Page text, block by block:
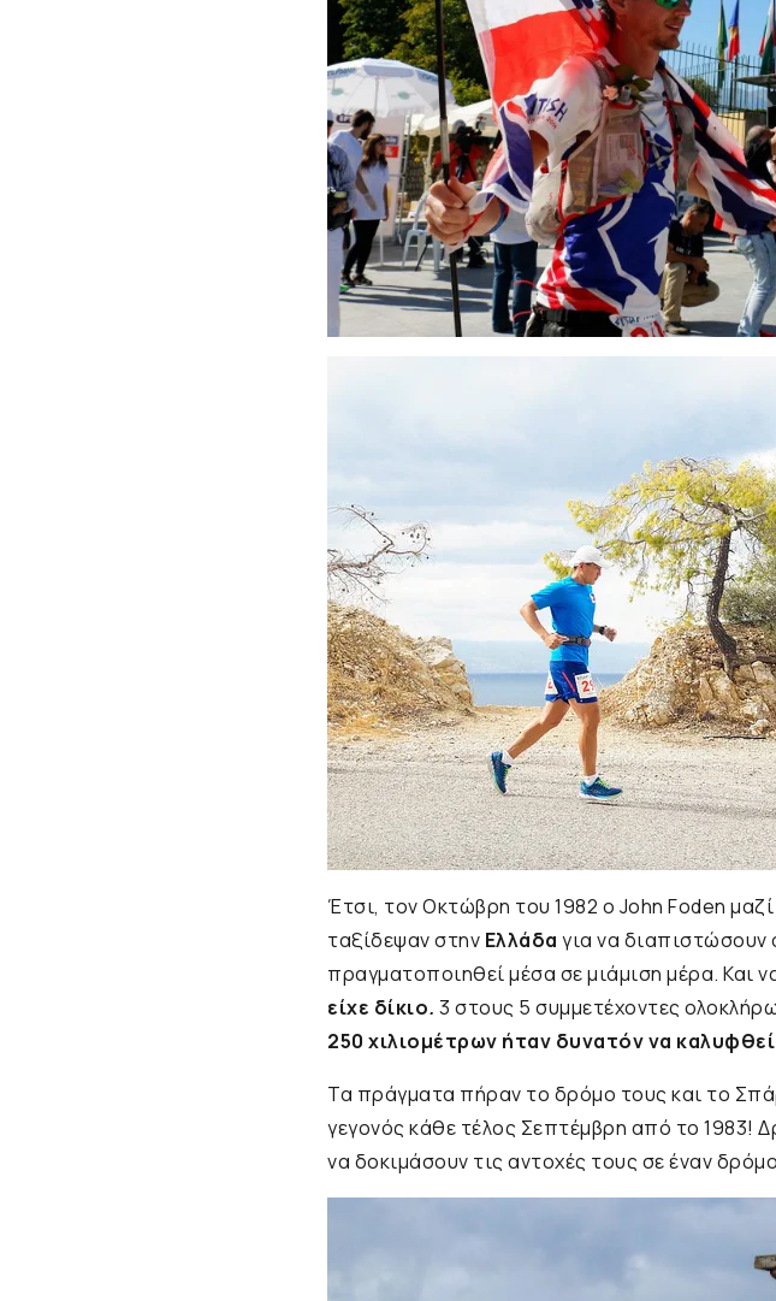
Έτσι, τον Οκτώβρη του 1982 ο John Foden
ταξίδεψαν στην Ελλάδα για να διαπιστώσουν
πραγματοποιηθεί μέσα σε μιάμιση μέρα. Και
είχε δίκιο. 3 στους 5 συμμετέχοντες
250 χιλιομέτρων ήταν δυνατόν να
Τα πράγματα πήραν το δρόμο τους και το
γεγονός κάθε τέλος Σεπτέμβρη από το 1983!
να δοκιμάσουν τις αντοχές τους σε έναν